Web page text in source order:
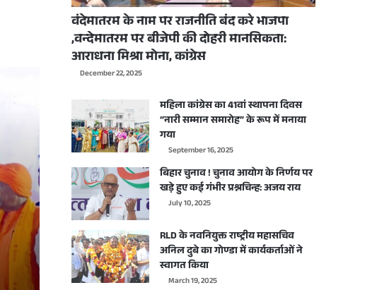
वंदेमातरम के नाम पर राजनीति बंद करे भाजपा
,वन्देमातरम पर बीजेपी की दोहरी मानसिकता:
आराधना मिश्रा मोना, कांग्रेस
December 22, 2025
महिला कांग्रेस का 41वां स्थापना दिवस
“नारी सम्मान समारोह” के रूप में मनाया
गया
September 16, 2025
बिहार चुनाव ! चुनाव आयोग के निर्णय पर
खड़े हुए कई गंभीर प्रश्नचिन्ह: अजय राय
July 10, 2025
RLD के नवनियुक्त राष्ट्रीय महासचिव
अनिल दुबे का गोण्डा में कार्यकर्ताओं ने
स्वागत किया
March 19, 2025